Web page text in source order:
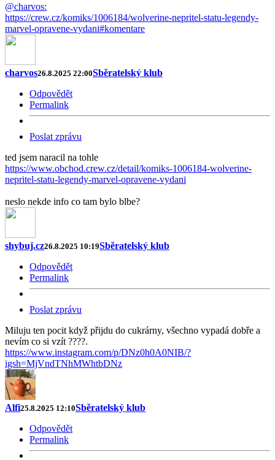
@charvos:
https://crew.cz/komiks/1006184/wolverine-nepritel-statu-legendy-
marvel-opravene-vydani#komentare
charvos26.8.2025 22:00Sběratelský klub
Odpovědět
Permalink
Poslat zprávu
ted jsem naracil na tohle
https://www.obchod.crew.cz/detail/komiks-1006184-wolverine-
nepritel-statu-legendy-marvel-opravene-vydani
neslo nekde info co tam bylo blbe?
shybuj.cz26.8.2025 10:19Sběratelský klub
Odpovědět
Permalink
Poslat zprávu
Miluju ten pocit když přijdu do cukrárny, všechno vypadá dobře a
nevím co si vzít ????.
https://www.instagram.com/p/DNz0h0A0NIB/?
igsh=MjVndTNhMWhtbDNz
Alfi25.8.2025 12:10Sběratelský klub
Odpovědět
Permalink